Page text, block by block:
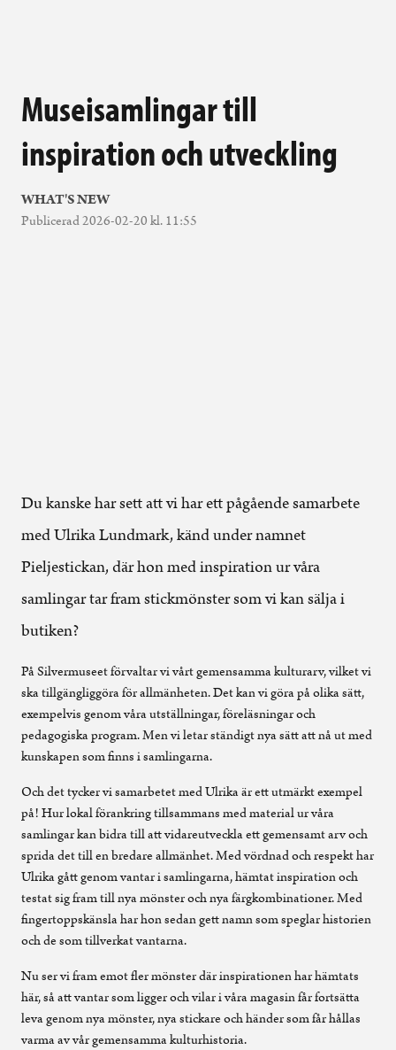
Museisamlingar till
inspiration och utveckling
WHAT'S NEW
Publicerad 2026-02-20 kl. 11:55
Du kanske har sett att vi har ett pågående samarbete
med Ulrika Lundmark, känd under namnet
Pieljestickan, där hon med inspiration ur våra
samlingar tar fram stickmönster som vi kan sälja i
butiken?
På Silvermuseet förvaltar vi vårt gemensamma kulturarv, vilket vi
ska tillgängliggöra för allmänheten. Det kan vi göra på olika sätt,
exempelvis genom våra utställningar, föreläsningar och
pedagogiska program. Men vi letar ständigt nya sätt att nå ut med
kunskapen som finns i samlingarna.
Och det tycker vi samarbetet med Ulrika är ett utmärkt exempel
på! Hur lokal förankring tillsammans med material ur våra
samlingar kan bidra till att vidareutveckla ett gemensamt arv och
sprida det till en bredare allmänhet. Med vördnad och respekt har
Ulrika gått genom vantar i samlingarna, hämtat inspiration och
testat sig fram till nya mönster och nya färgkombinationer. Med
fingertoppskänsla har hon sedan gett namn som speglar historien
och de som tillverkat vantarna.
Nu ser vi fram emot fler mönster där inspirationen har hämtats
här, så att vantar som ligger och vilar i våra magasin får fortsätta
leva genom nya mönster, nya stickare och händer som får hållas
varma av vår gemensamma kulturhistoria.